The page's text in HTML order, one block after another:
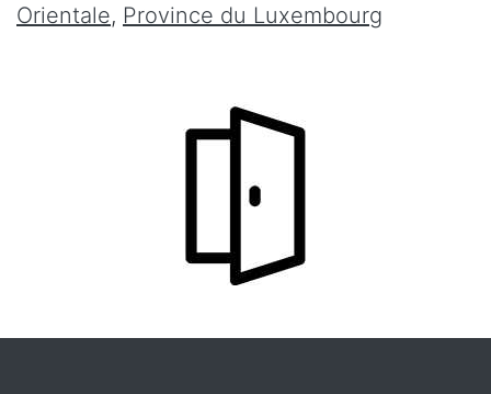
Orientale, Province du Luxembourg